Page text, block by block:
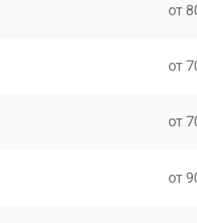
от
от
от
от